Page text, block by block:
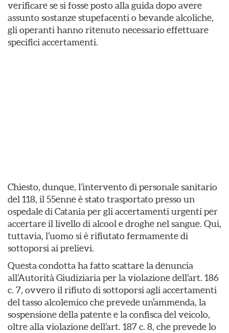
verificare se si fosse posto alla guida dopo avere
assunto sostanze stupefacenti o bevande alcoliche,
gli operanti hanno ritenuto necessario effettuare
specifici accertamenti.
Chiesto, dunque, l’intervento di personale sanitario
del 118, il 55enne è stato trasportato presso un
ospedale di Catania per gli accertamenti urgenti per
accertare il livello di alcool e droghe nel sangue. Qui,
tuttavia, l’uomo si è rifiutato fermamente di
sottoporsi ai prelievi.
Questa condotta ha fatto scattare la denuncia
all’Autorità Giudiziaria per la violazione dell’art. 186
c. 7, ovvero il rifiuto di sottoporsi agli accertamenti
del tasso alcolemico che prevede un’ammenda, la
sospensione della patente e la confisca del veicolo,
oltre alla violazione dell’art. 187 c. 8, che prevede lo